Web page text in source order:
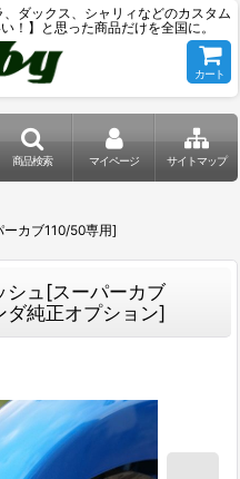
ダックス、シャリィなどのカスタム
！】と思った商品だけを全国に。
カート
商品検索 マイページ サイトマップ
カブ110/50専用]
シュ[スーパーカブ
純正オプション]